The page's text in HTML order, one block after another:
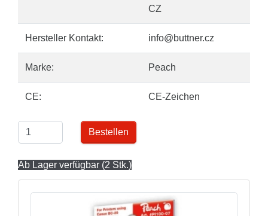
CZ
Hersteller Kontakt: info@buttner.cz
Marke: Peach
CE: CE-Zeichen
Bestellen
Ab Lager verfügbar (2 Stk.)